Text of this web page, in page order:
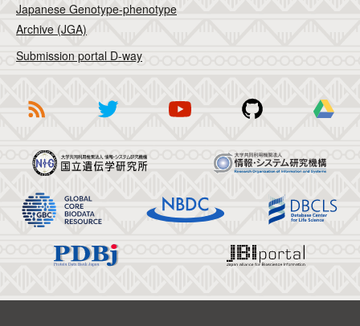
Japanese Genotype-phenotype
Archive (JGA)
Submission portal D-way